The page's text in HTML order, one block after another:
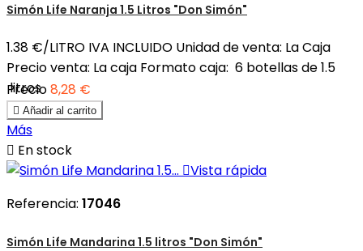
Simón Life Naranja 1.5 Litros "Don Simón"
1.38 €/LITRO IVA INCLUIDO Unidad de venta: La Caja
Precio venta: La caja Formato caja: 6 botellas de 1.5
litros
Precio8,28 €
 Añadir al carrito
Más
 En stock
Vista rápida
Referencia: 17046
Simón Life Mandarina 1.5 litros "Don Simón"